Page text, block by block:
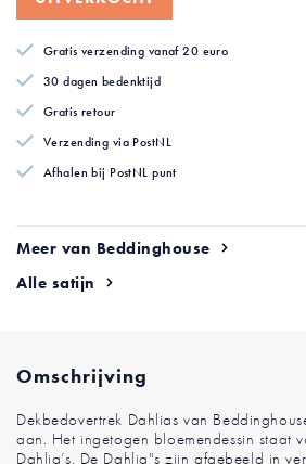
afbeeldingen-
gallerij
Gratis verzending vanaf 20 euro
30 dagen bedenktijd
Gratis retour
Verzending via PostNL
Afhalen bij PostNL punt
Meer van Beddinghouse
Alle satijn
Omschrijving
Dekbedovertrek Dahlias van
aan. Het ingetogen bloemendessin staat
Dahlia’s. De Dahlia''s zijn afgebeeld in